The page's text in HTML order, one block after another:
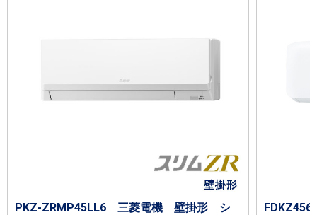
PKZ-ZRMP45LL6 三菱電機 壁掛形 シ